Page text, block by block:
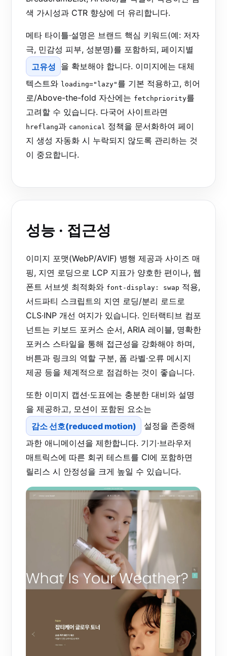
색 가시성과 CTR 향상에 더 유리합니다.
메타 타이틀·설명은 브랜드 핵심 키워드(예: 저자
극, 민감성 피부, 성분명)를 포함하되, 페이지별
고유성 을 확보해야 합니다. 이미지에는 대체
텍스트와 loading="lazy" 를 기본 적용하고, 히어
로/Above-the-fold 자산에는 fetchpriority를
고려할 수 있습니다. 다국어 사이트라면
hreflang과 canonical 정책을 문서화하여 페이
지 생성 자동화 시 누락되지 않도록 관리하는 것
이 중요합니다.
성능 · 접근성
이미지 포맷(WebP/AVIF) 병행 제공과 사이즈 매
핑, 지연 로딩으로 LCP 지표가 양호한 편이나, 웹
폰트 서브셋 최적화와 font-display: swap 적용,
서드파티 스크립트의 지연 로딩/분리 로드로
CLS·INP 개선 여지가 있습니다. 인터랙티브 컴포
넌트는 키보드 포커스 순서, ARIA 레이블, 명확한
포커스 스타일을 통해 접근성을 강화해야 하며,
버튼과 링크의 역할 구분, 폼 라벨·오류 메시지
제공 등을 체계적으로 점검하는 것이 좋습니다.
또한 이미지 캡션·도표에는 충분한 대비와 설명
을 제공하고, 모션이 포함된 요소는
감소 선호(reduced motion)
설정을 존중해
과한 애니메이션을 제한합니다. 기기·브라우저
매트릭스에 따른 회귀 테스트를 CI에 포함하면
릴리스 시 안정성을 크게 높일 수 있습니다.